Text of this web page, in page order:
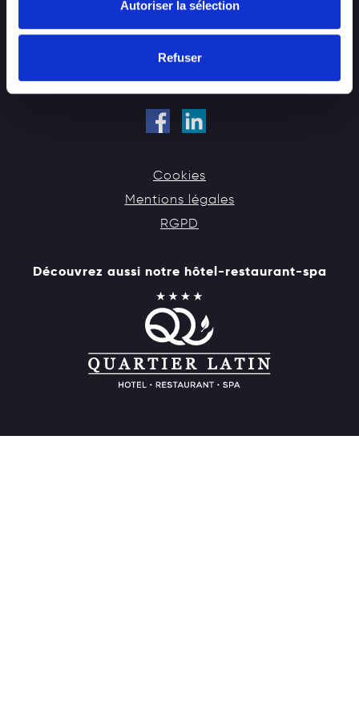
Autoriser la sélection
Refuser
BELGIQUE
Tel :+32 84 31 10 68
info@houyoux.be
Cookies
Mentions légales
RGPD
Découvrez aussi notre hôtel-restaurant-spa